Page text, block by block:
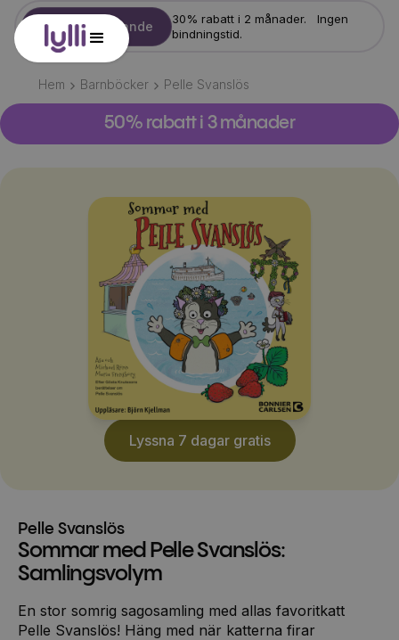
Starta erbjudande
30% rabatt i 2 månader. Ingen
bindningstid.
Hem Barnböcker Pelle Svanslös
50% rabatt i 3 månader
Lyssna 7 dagar gratis
Pelle Svanslös
Sommar med Pelle Svanslös:
Samlingsvolym
En stor somrig sagosamling med allas favoritkatt
Pelle Svanslös! Häng med när katterna firar